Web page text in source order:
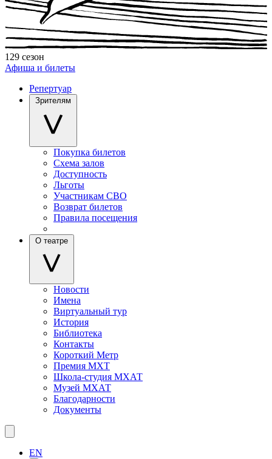
129 сезон
Афиша и билеты
Репертуар
Зрителям
Покупка билетов
Схема залов
Доступность
Льготы
Участникам СВО
Возврат билетов
Правила посещения
О театре
Новости
Имена
Виртуальный тур
История
Библиотека
Контакты
Короткий Метр
Премия МХТ
Школа-студия МХАТ
Музей МХАТ
Благодарности
Документы
EN